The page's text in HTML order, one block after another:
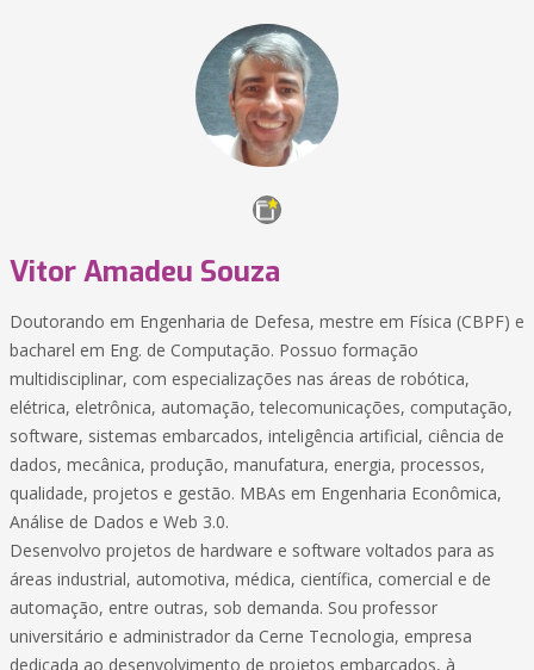
Vitor Amadeu Souza
Doutorando em Engenharia de Defesa, mestre em Física (CBPF) e
bacharel em Eng. de Computação. Possuo formação
multidisciplinar, com especializações nas áreas de robótica,
elétrica, eletrônica, automação, telecomunicações, computação,
software, sistemas embarcados, inteligência artificial, ciência de
dados, mecânica, produção, manufatura, energia, processos,
qualidade, projetos e gestão. MBAs em Engenharia Econômica,
Análise de Dados e Web 3.0.
Desenvolvo projetos de hardware e software voltados para as
áreas industrial, automotiva, médica, científica, comercial e de
automação, entre outras, sob demanda. Sou professor
universitário e administrador da Cerne Tecnologia, empresa
dedicada ao desenvolvimento de projetos embarcados, à